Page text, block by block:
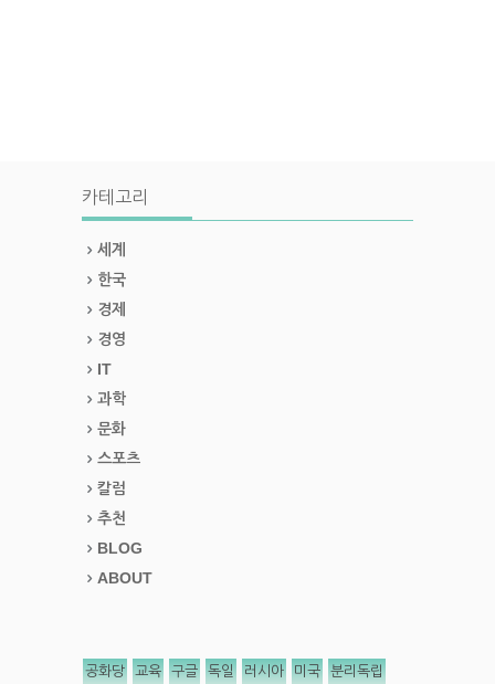
카테고리
세계
한국
경제
경영
IT
과학
문화
스포츠
칼럼
추천
BLOG
ABOUT
공화당 교육 구글 독일 러시아 미국 분리독립